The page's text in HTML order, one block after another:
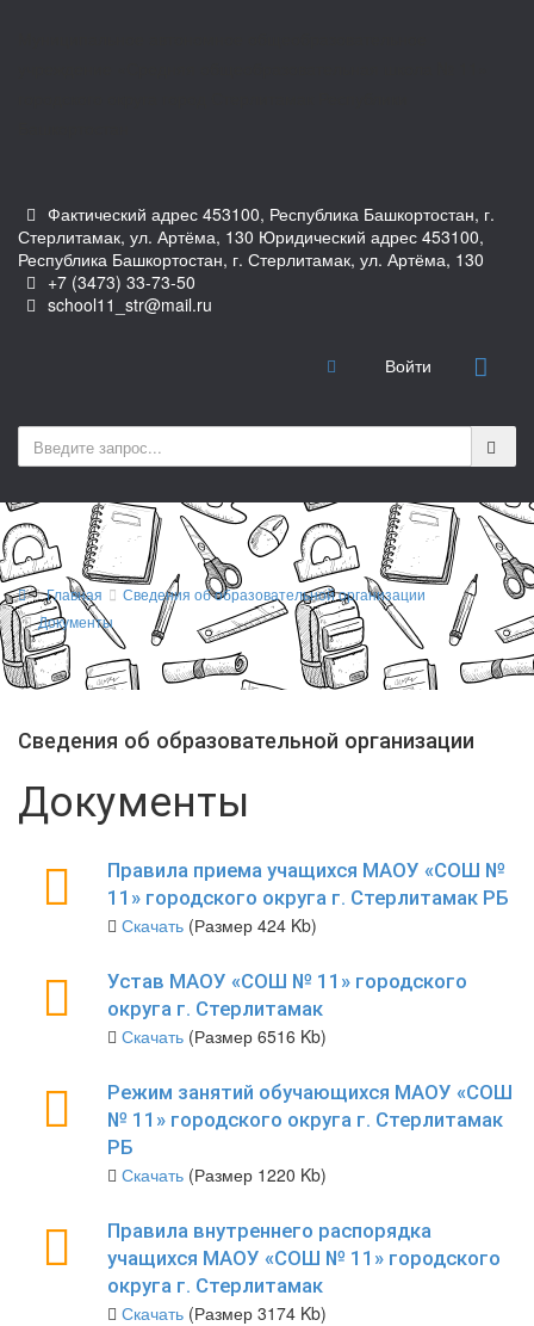
Фактический адрес 453100, Республика Башкортостан, г.
Стерлитамак, ул. Артёма, 130 Юридический адрес 453100,
Республика Башкортостан, г. Стерлитамак, ул. Артёма, 130
+7 (3473) 33-73-50
school11_str@mail.ru
Войти
Главная
Сведения об образовательной организации
Документы
Сведения об образовательной организации
Документы
Правила приема учащихся МАОУ «СОШ №
11» городского округа г. Стерлитамак РБ
Скачать(Размер 424 Kb)
Устав МАОУ «СОШ № 11» городского
округа г. Стерлитамак
Скачать(Размер 6516 Kb)
Режим занятий обучающихся МАОУ «СОШ
№ 11» городского округа г. Стерлитамак
РБ
Скачать(Размер 1220 Kb)
Правила внутреннего распорядка
учащихся МАОУ «СОШ № 11» городского
округа г. Стерлитамак
Скачать(Размер 3174 Kb)